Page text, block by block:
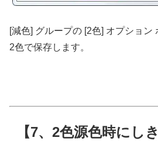
[減色] グループの [2色] オプション
2色で保存します。
【7、2色源色時にし